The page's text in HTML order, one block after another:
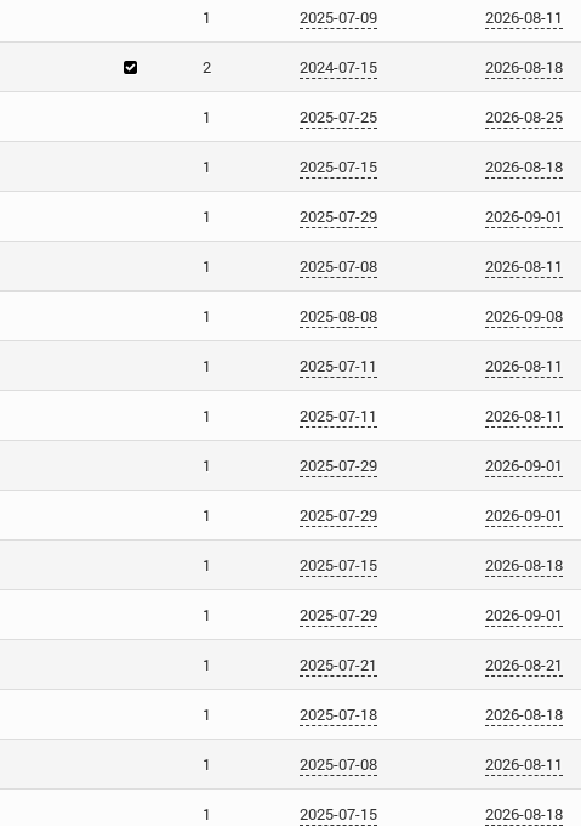
1 2025-07-09 2026-08-11
2 2024-07-15 2026-08-18
1 2025-07-25 2026-08-25
1 2025-07-15 2026-08-18
1 2025-07-29 2026-09-01
1 2025-07-08 2026-08-11
1 2025-08-08 2026-09-08
1 2025-07-11 2026-08-11
1 2025-07-11 2026-08-11
1 2025-07-29 2026-09-01
1 2025-07-29 2026-09-01
1 2025-07-15 2026-08-18
1 2025-07-29 2026-09-01
1 2025-07-21 2026-08-21
1 2025-07-18 2026-08-18
1 2025-07-08 2026-08-11
1 2025-07-15 2026-08-18